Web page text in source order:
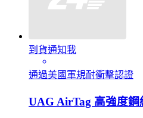
到貨通知我
通過美國軍規耐衝擊認證
UAG AirTag 高強度鋼